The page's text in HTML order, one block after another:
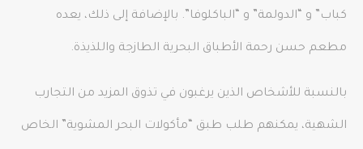
كباب” و “الدولمة” و “الباكلوفا”. بالإضافة إلى ذلك، يعده
مطعم حسن رحمة الأطباق البحرية الطازجة واللذيذة.
بالنسبة للأشخاص الذين يرغبون في تذوق المزيد من التجارب
الشهية، يمكنهم طلب طبق “مأكولات البحر المشوية” الخاص